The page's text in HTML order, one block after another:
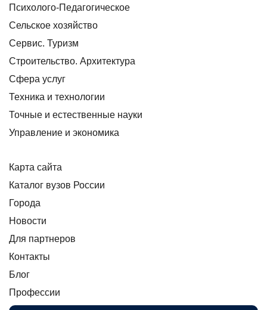
Психолого-Педагогическое
Сельское хозяйство
Сервис. Туризм
Строительство. Архитектура
Сфера услуг
Техника и технологии
Точные и естественные науки
Управление и экономика
Карта сайта
Каталог вузов России
Города
Новости
Для партнеров
Контакты
Блог
Профессии